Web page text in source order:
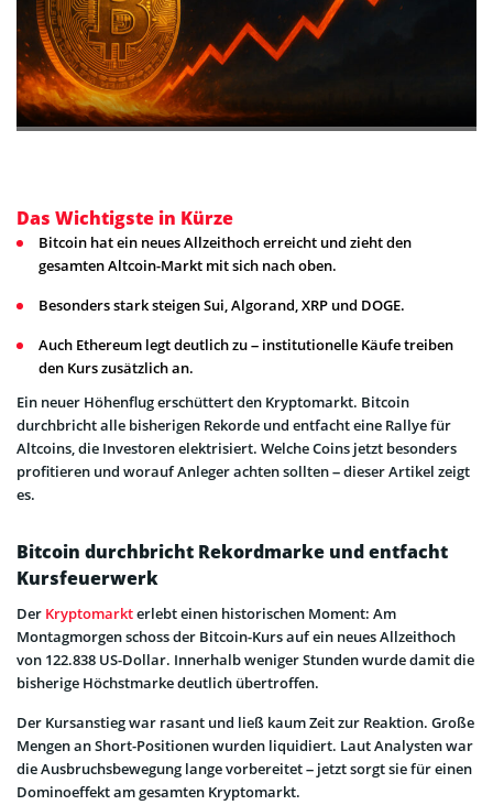
Das Wichtigste in Kürze
Bitcoin hat ein neues Allzeithoch erreicht und zieht den
gesamten Altcoin-Markt mit sich nach oben.
Besonders stark steigen Sui, Algorand, XRP und DOGE.
Auch Ethereum legt deutlich zu – institutionelle Käufe treiben
den Kurs zusätzlich an.
Ein neuer Höhenflug erschüttert den Kryptomarkt. Bitcoin
durchbricht alle bisherigen Rekorde und entfacht eine Rallye für
Altcoins, die Investoren elektrisiert. Welche Coins jetzt besonders
profitieren und worauf Anleger achten sollten – dieser Artikel zeigt
es.
Bitcoin durchbricht Rekordmarke und entfacht
Kursfeuerwerk
Der Kryptomarkterlebt einen historischen Moment: Am
Montagmorgen schoss der Bitcoin-Kurs auf ein neues Allzeithoch
von 122.838 US-Dollar. Innerhalb weniger Stunden wurde damit die
bisherige Höchstmarke deutlich übertroffen.
Der Kursanstieg war rasant und ließ kaum Zeit zur Reaktion. Große
Mengen an Short-Positionen wurden liquidiert. Laut Analysten war
die Ausbruchsbewegung lange vorbereitet – jetzt sorgt sie für einen
Dominoeffekt am gesamten Kryptomarkt.